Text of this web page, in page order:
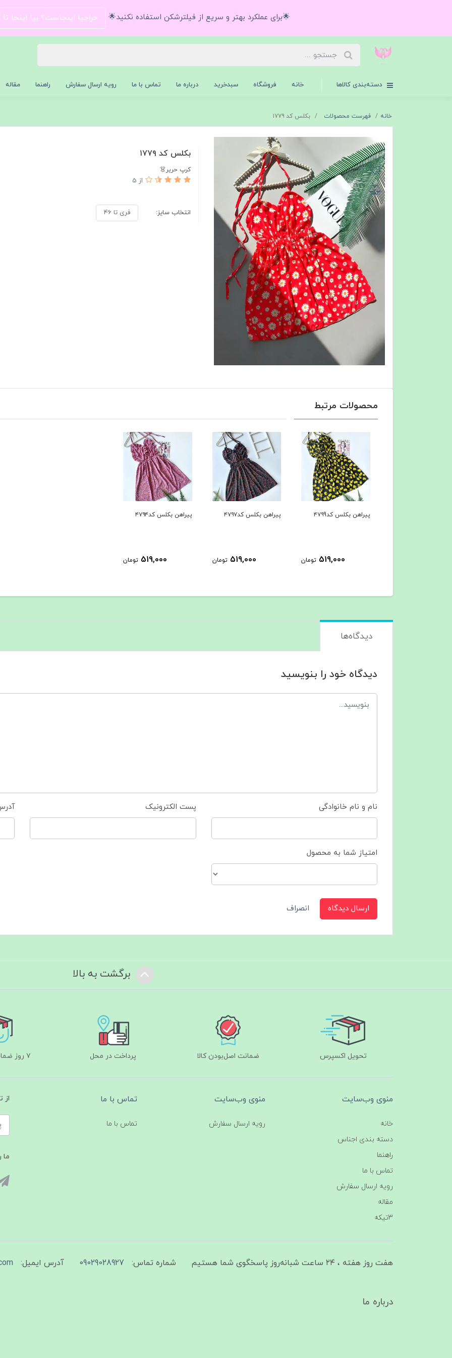
🌟برای عملکرد بهتر و سریع از فیلترشکن استفاده نکنید🌟 حراجیا اینجاست؟ بیا اینجا
دسته‌بندی کالاها خانه فروشگاه سبدخرید درباره ما تماس با ما رویه ارسال سفارش راهنما مقاله
خانه فهرست محصولات بکلس کد ۱۷۷۹
بکلس کد ۱۷۷۹
کرپ حریر👗
از 5
انتخاب سایز: فری تا ۴۶
محصولات مرتبط
پیراهن بکلس کد۴۷۹9
519,000 تومان
پیراهن بکلس کد۴۷۹۷
519,000 تومان
پیراهن بکلس کد۴۷۹۴
519,000 تومان
دیدگاه‌ها
دیدگاه خود را بنویسید
نام و نام خانوادگی پست الکترونیک
امتیاز شما به محصول
ارسال دیدگاه انصراف
برگشت به بالا
تحویل اکسپرس ضمانت اصل‌بودن کالا پرداخت در محل ۷ روز ضمانت بازگشت
منوی وب‌سایت
خانه
دسته بندی اجناس
راهنما
تماس با ما
رویه ارسال سفارش
مقاله
3تیکه
منوی وب‌سایت
رویه ارسال سفارش
تماس با ما
تماس با ما
از
ما
هفت روز هفته ، ۲۴ ساعت شبانه‌روز پاسخگوی شما هستیم شماره تماس: 09029028927 آدرس ایمیل:
درباره ما